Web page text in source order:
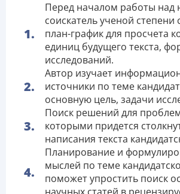
Перед началом работы над
соискатель ученой степени
план-график для просчета
единиц будущего текста,
исследований.
Автор изучает
источники по теме
основную цель, задачи
Поиск решений для
которыми придется
написания текста
Планирование и
мыслей по теме
поможет упростить поиск